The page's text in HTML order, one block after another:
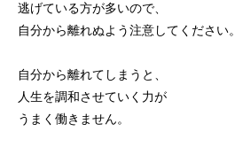
逃げている方が多いので、
自分から離れぬよう注意してください。
自分から離れてしまうと、
人生を調和させていく力が
うまく働きません。